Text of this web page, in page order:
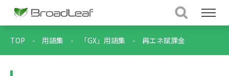
TOP - 用語集 - 「GX」用語集 - 再エネ賦課金